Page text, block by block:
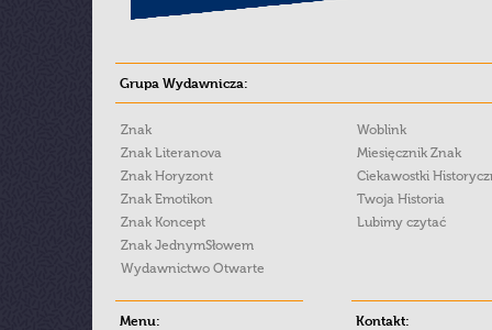
Grupa Wydawnicza:
Znak
Znak Literanova
Znak Horyzont
Znak Emotikon
Znak Koncept
Znak JednymSłowem
Wydawnictwo Otwarte
Woblink
Miesięcznik Znak
Ciekawostki
Twoja Historia
Lubimy czytać
Menu: Kontakt: